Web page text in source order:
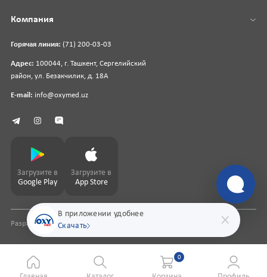
В приложении удобнее
Скачать
Горячая линия: (71) 200-03-03
Адрес: 100044, г. Ташкент, Сергелийский
район, ул. Безакчилик, д. 18А
E-mail: info@oxymed.uz
Компания
Загрузите в
Google Play
Загрузите в
App Store
Разработка сайтаpharmit.uz
0